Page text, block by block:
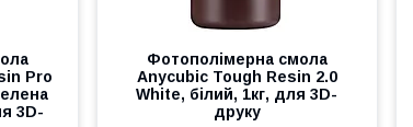
Pro
3D-
Фотополімерна смола
Anycubic Tough Resin 2.0
White, білий, 1кг, для 3D-
друку